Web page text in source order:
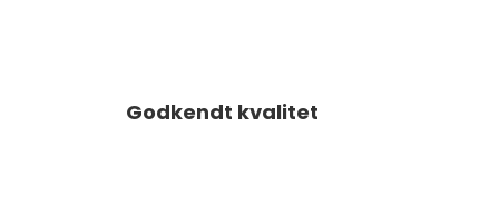
Godkendt kvalitet